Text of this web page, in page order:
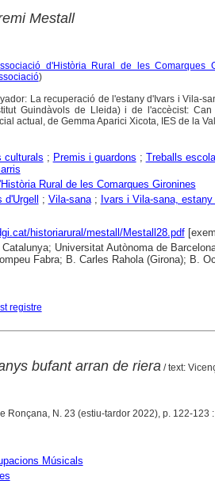
Mestall
d'Història Rural de les Comarques
)
La recuperació de l'estany d'Ivars i Vila-
Guindàvols de Lleida) i de l'accècist:
actual, de Gemma Aparici Xicota, IES de la
culturals ; Premis i guardons ; Treballs
Rural de les Comarques Gironines
d'Urgell ; Vila-sana; Ivars i Vila-sana, estany
historiarural/mestall/Mestall28.pdf
Universitat Autònoma de
Fabra; B. Carles Rahola (Girona); B.
registre
bufant arran de riera/ text:
Ronçana, N. 23 (estiu-tardor 2022), p. 122-123
Músicals